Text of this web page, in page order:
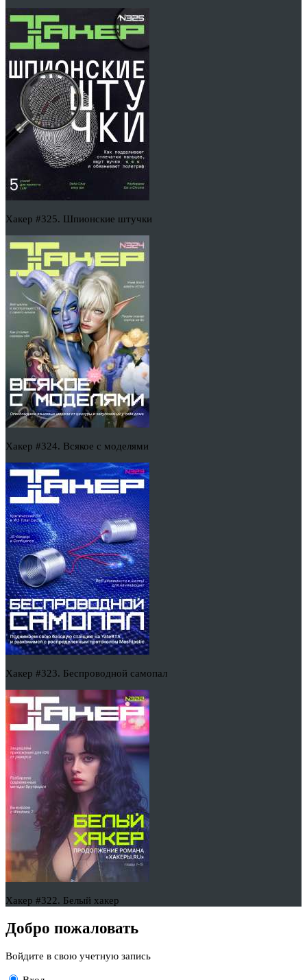
Хакер #325. Шпионские штучки
Хакер #324. Всякое с моделями
Хакер #323. Беспроводной самопал
Хакер #322. Белый хакер
Добро пожаловать
Войдите в свою учетную запись